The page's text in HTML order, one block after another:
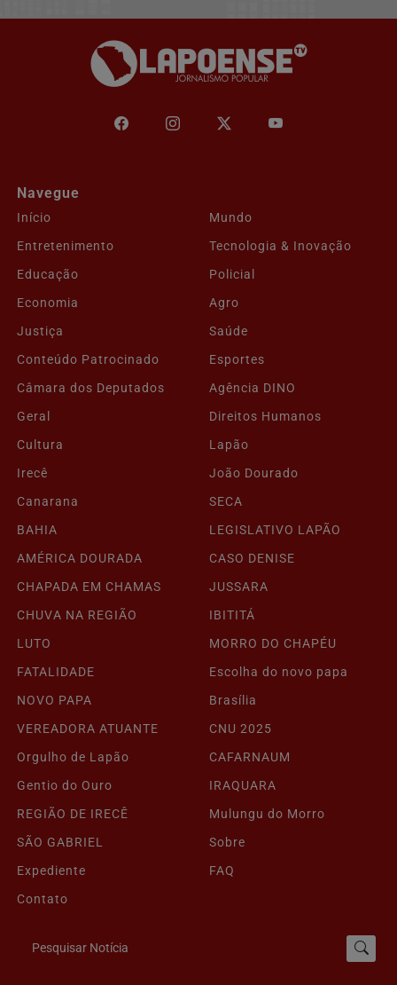
Navegue
Início
Mundo
Entretenimento
Tecnologia & Inovação
Educação
Policial
Economia
Agro
Justiça
Saúde
Conteúdo Patrocinado
Esportes
Câmara dos Deputados
Agência DINO
Geral
Direitos Humanos
Cultura
Lapão
Irecê
João Dourado
Canarana
SECA
BAHIA
LEGISLATIVO LAPÃO
AMÉRICA DOURADA
CASO DENISE
CHAPADA EM CHAMAS
JUSSARA
CHUVA NA REGIÃO
IBITITÁ
LUTO
MORRO DO CHAPÉU
FATALIDADE
Escolha do novo papa
NOVO PAPA
Brasília
VEREADORA ATUANTE
CNU 2025
Orgulho de Lapão
CAFARNAUM
Gentio do Ouro
IRAQUARA
REGIÃO DE IRECÊ
Mulungu do Morro
SÃO GABRIEL
Sobre
Expediente
FAQ
Contato
Pesquisar Notícia